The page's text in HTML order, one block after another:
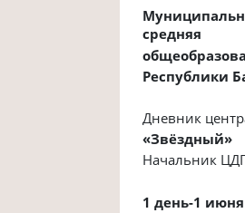
средняя
Республики
Дневник
«Звёздный»
Начальник
1 день-1 июня